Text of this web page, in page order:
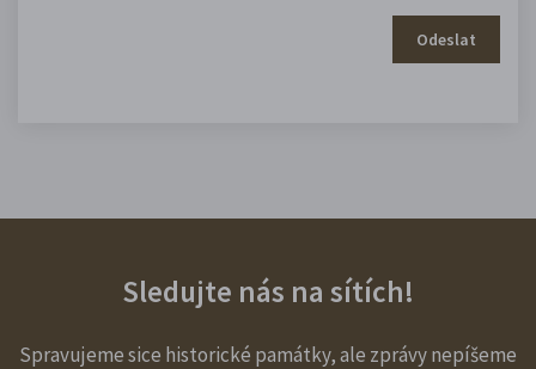
Odeslat
Sledujte nás na sítích!
Spravujeme sice historické památky, ale zprávy nepíšeme